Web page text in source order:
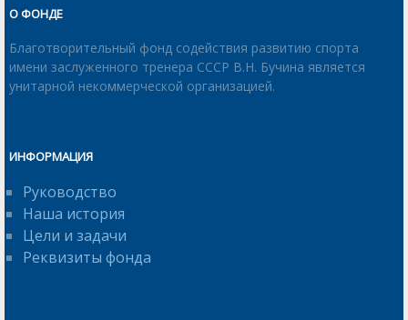
О ФОНДЕ
Благотворительный фонд содействия развитию спорта
имени заслуженного тренера СССР В.Н. Бучина является
унитарной некоммерческой организацией.
ИНФОРМАЦИЯ
Руководство
Наша история
Цели и задачи
Реквизиты фонда